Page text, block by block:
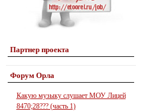
Партнер проекта
Форум Орла
Какую музыку слушает МОУ Лицей
8470;28??? (часть 1)